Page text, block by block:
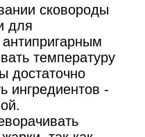
сковороды
для
температуру
достаточно
ингредиентов -